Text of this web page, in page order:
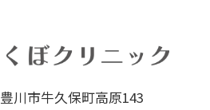
豊川市牛久保町高原143